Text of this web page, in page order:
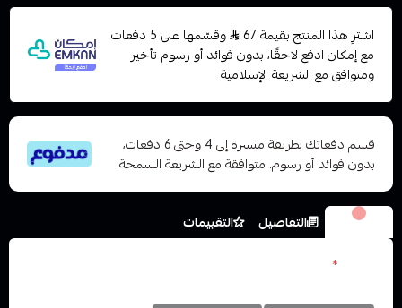
اشترِ هذا المنتج بقيمة 67
وقسّمها على 5 دفعات
مع إمكان ادفع لاحقًا، بدون فوائد أو رسوم تأخير
ومتوافق مع الشريعة الإسلامية
قسم دفعاتك بطريقة ميسرة إلى 4 وحتى 6 دفعات،
بدون فوائد أو رسوم. متوافقة مع الشريعة السمحة
الخيارات التفاصيل
التقييمات
*